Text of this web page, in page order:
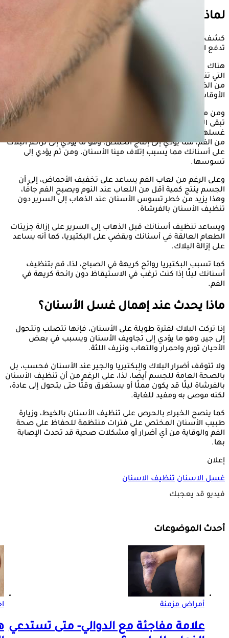
لماذا يجب غسل الأسنان ليلًا؟
كشف خبراء العناية بصحة الفم والأسنان أن هناك عدة أسباب
تدفع الشخص إلى الاهتمام بصحة الفم قبل النوم.
هناك مجموعة متنوعة من المشاكل الصحية ومشاكل الأسنان
التي تنتج عن عدم توخي الحذر بشأن العناية بالفم والنظافة، لذلك،
من الضروري الحفاظ على نظافة أسنانك ونظافة الفم في جميع
الأوقات.
ومن منطلق استهلاك الكثير من الأطعمة المتنوعة طوال اليوم،
تبقى الكثير من جزيئات الطعام والبكتيريا بين الأسنان عند عدم
غسلها قبل النوم، مما يؤدي إلى قيام البكتيريا بهضم بقايا الطعام
من الفم، مما يؤدي إلى إنتاج الحمض، وهو ما يؤدي إلى تراكم البلاك
على أسنانك مما يسبب إتلاف مينا الأسنان، ومن ثم يؤدي إلى
تسوسها.
وعلى الرغم من لعاب الفم يساعد على تخفيف الأحماض، إلى أن
الجسم ينتج كمية أقل من اللعاب عند النوم ويصبح الفم جافًا،
وهذا يزيد من خطر تسوس الأسنان عند الذهاب إلى السرير دون
تنظيف الأسنان بالفرشاة.
ويساعد تنظيف أسنانك قبل الذهاب إلى السرير على إزالة جزيئات
الطعام العالقة في أسنانك ويقضي على البكتيريا، كما أنه يساعد
على إزالة البلاك.
كما تسبب البكتيريا روائح كريهة في الصباح، لذا، قم بتنظيف
أسنانك ليلًا إذا كنت ترغب في الاستيقاظ دون رائحة كريهة في
الفم.
ماذا يحدث عند إهمال غسل الأسنان؟
إذا تركت البلاك لفترة طويلة على الأسنان، فإنها تتصلب وتتحول
إلى جير، وهو ما يؤدي إلى تجاويف الأسنان ويسبب في بعض
الأحيان تورم واحمرار والتهاب ونزيف اللثة.
ولا تتوقف أضرار البلاك والبكتيريا والجير عند الأسنان فحسب، بل
بالصحة العامة للجسم أيضًا، لذا، على الرغم من أن تنظيف الأسنان
بالفرشاة ليلًا قد يكون مملًا أو يستغرق وقتًا حتى يتحول إلى عادة،
لكنه موصى به ومفيد للغاية.
كما ينصح الخبراء بالحرص على تنظيف الأسنان بالخيط، وزيارة
طبيب الأسنان المختص على فترات منتظمة للحفاظ على صحة
الفم والوقاية من أي أضرار أو مشكلات صحية قد تحدث الإصابة
بها.
إعلان
غسل الاسنان تنظيف الاسنان
فيديو قد يعجبك
أحدث الموضوعات
أمراض مزمنة
علامة مفاجئة مع الدوالي- متى تستدعي